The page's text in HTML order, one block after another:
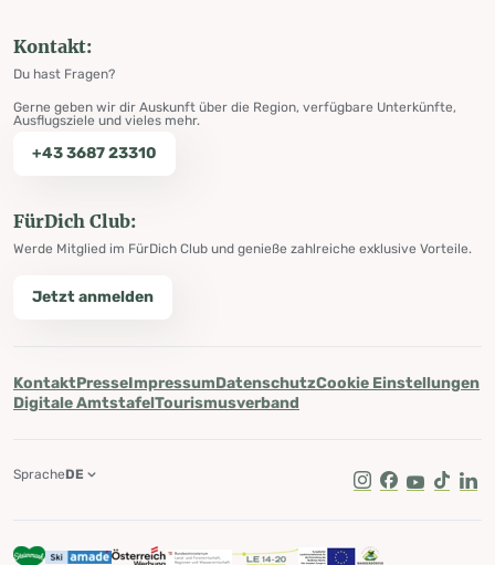
Kontakt:
Du hast Fragen?
Gerne geben wir dir Auskunft über die Region, verfügbare Unterkünfte,
Ausflugsziele und vieles mehr.
+43 3687 23310
FürDich Club:
Werde Mitglied im FürDich Club und genieße zahlreiche exklusive Vorteile.
Jetzt anmelden
KontaktPresseImpressumDatenschutzCookie Einstellungen
Digitale AmtstafelTourismusverband
Instagram
Facebook
Youtube
Tik Tok
SpracheDE